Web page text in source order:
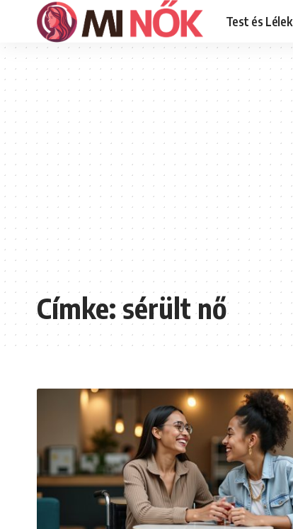
Test és Lélek
Címke:sérült nő